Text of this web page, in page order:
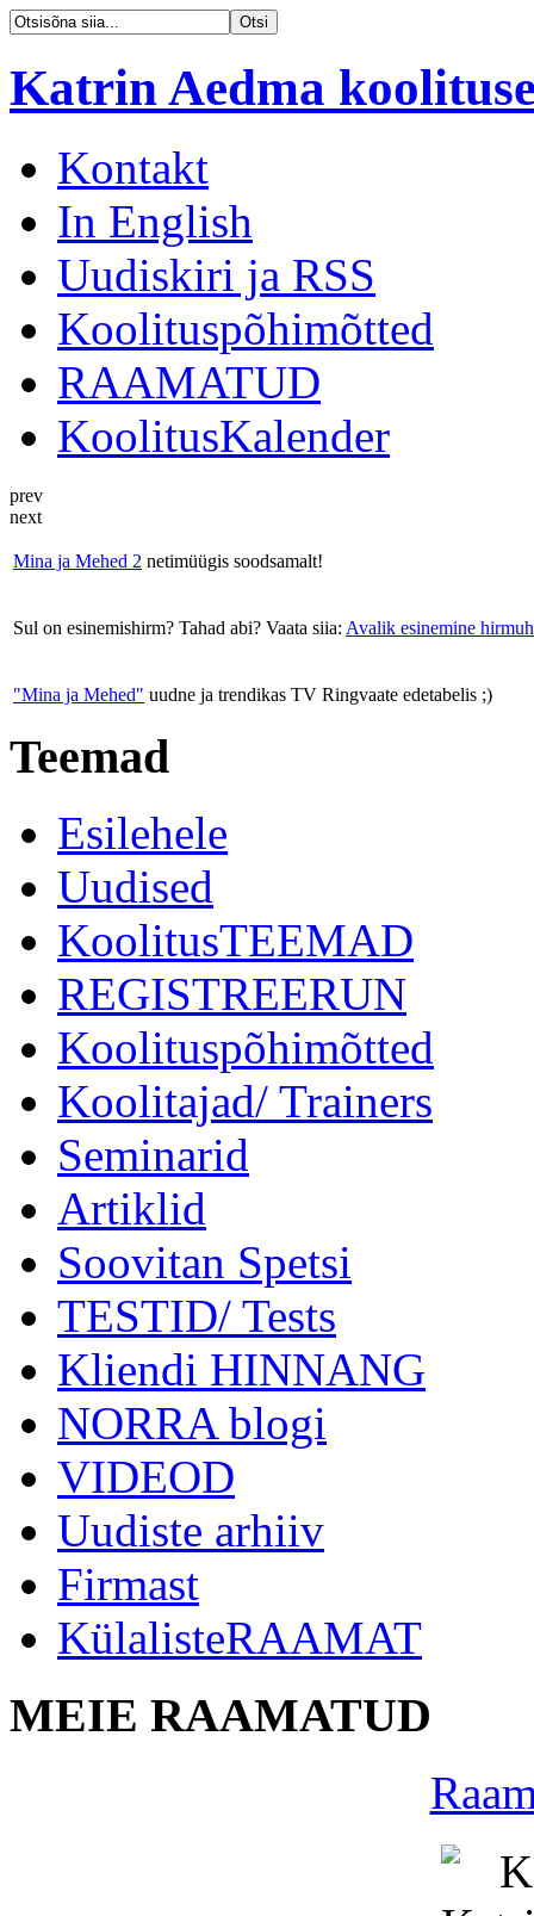
Katrin Aedma
Kontakt
In English
Uudiskiri ja RSS
Koolituspõhimõtted
RAAMATUD
KoolitusKalender
prev
next
Mina ja Mehed 2 netimüügis soodsamalt!
Sul on esinemishirm? Tahad abi? Vaata siia: Avalik esinemine
"Mina ja Mehed" uudne ja trendikas TV Ringvaate edetabelis ;)
Teemad
Esilehele
Uudised
KoolitusTEEMAD
REGISTREERUN
Koolituspõhimõtted
Koolitajad/ Trainers
Seminarid
Artiklid
Soovitan Spetsi
TESTID/ Tests
Kliendi HINNANG
NORRA blogi
VIDEOD
Uudiste arhiiv
Firmast
KülalisteRAAMAT
MEIE RAAMATUD